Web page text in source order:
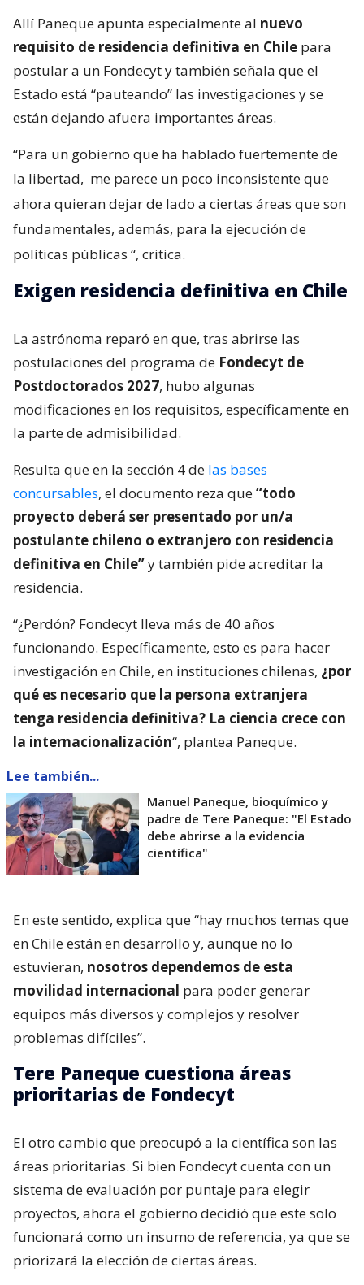
Allí Paneque apunta especialmente al nuevo
requisito de residencia definitiva en Chile para
postular a un Fondecyt y también señala que el
Estado está “pauteando” las investigaciones y se
están dejando afuera importantes áreas.
“Para un gobierno que ha hablado fuertemente de
la libertad, me parece un poco inconsistente que
ahora quieran dejar de lado a ciertas áreas que son
fundamentales, además, para la ejecución de
políticas públicas “, critica.
Exigen residencia definitiva en Chile
La astrónoma reparó en que, tras abrirse las
postulaciones del programa de Fondecyt de
Postdoctorados 2027, hubo algunas
modificaciones en los requisitos, específicamente en
la parte de admisibilidad.
Resulta que en la sección 4 de las bases
concursables, el documento reza que“todo
proyecto deberá ser presentado por un/a
postulante chileno o extranjero con residencia
definitiva en Chile”y también pide acreditar la
residencia.
“¿Perdón? Fondecyt lleva más de 40 años
funcionando. Específicamente, esto es para hacer
investigación en Chile, en instituciones chilenas, ¿por
qué es necesario que la persona extranjera
tenga residencia definitiva? La ciencia crece con
la internacionalización“, plantea Paneque.
Lee también...
Manuel Paneque, bioquímico y
padre de Tere Paneque: "El Estado
debe abrirse a la evidencia
científica"
En este sentido, explica que “hay muchos temas que
en Chile están en desarrollo y, aunque no lo
estuvieran, nosotros dependemos de esta
movilidad internacional para poder generar
equipos más diversos y complejos y resolver
problemas difíciles”.
Tere Paneque cuestiona áreas
prioritarias de Fondecyt
El otro cambio que preocupó a la científica son las
áreas prioritarias. Si bien Fondecyt cuenta con un
sistema de evaluación por puntaje para elegir
proyectos, ahora el gobierno decidió que este solo
funcionará como un insumo de referencia, ya que se
priorizará la elección de ciertas áreas.